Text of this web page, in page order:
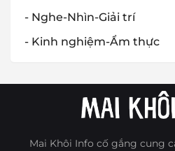
- Nghe-Nhìn-Giải trí
- Kinh nghiệm-Ẩm thực
Mai Khôi Info cố gắng cung